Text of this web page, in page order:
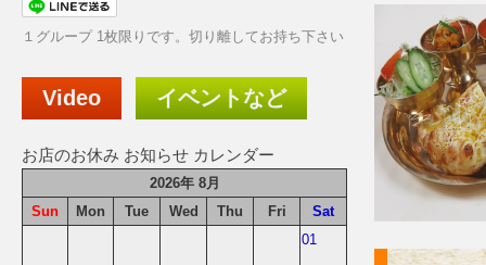
１グループ 1枚限りです。切り離してお持ち下さい
Video イベントなど
お店のお休み お知らせ カレンダー
2026年 8月
Sun
Mon Tue Wed Thu Fri
Sat
01